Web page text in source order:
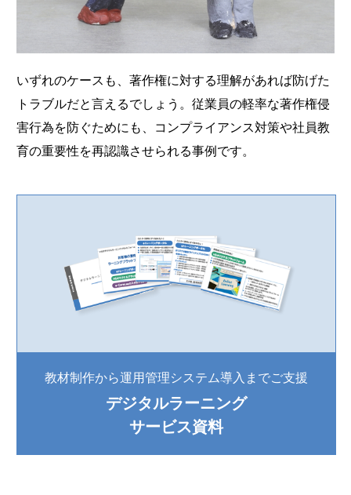
いずれのケースも、著作権に対する理解があれば防げた
トラブルだと言えるでしょう。従業員の軽率な著作権侵
害行為を防ぐためにも、コンプライアンス対策や社員教
育の重要性を再認識させられる事例です。
教材制作から運用管理システム導入までご支援
デジタルラーニング
サービス資料